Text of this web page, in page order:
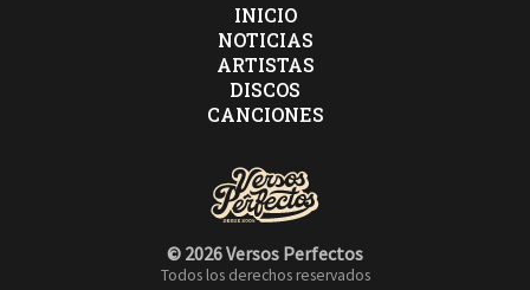
INICIO
NOTICIAS
ARTISTAS
DISCOS
CANCIONES
© 2026 Versos Perfectos
Todos los derechos reservados